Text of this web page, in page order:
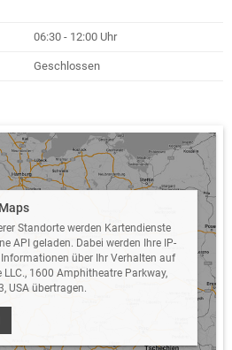
06:30 - 12:00 Uhr
Geschlossen
Standorte werden Kartendienste
API geladen. Dabei werden Ihre IP-
über Ihr Verhalten auf
LLC., 1600 Amphitheatre Parkway,
USA übertragen.